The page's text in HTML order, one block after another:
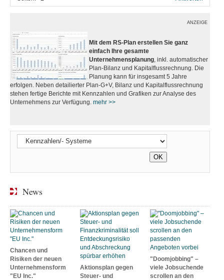
ANZEIGE
Mit dem RS-Plan erstellen Sie ganz
einfach Ihre gesamte
Unternehmensplanung , inkl. automatischer
Plan-Bilanz und Kapitalflussrechnung. Die
Planung kann für insgesamt 5 Jahre
erfolgen. Neben detailierter Plan-G+V, Bilanz und Kapitalflussrechnung
stehen fertige Berichte mit Kennzahlen und Grafiken zur Analyse des
Unternehmens zur Verfügung. mehr >>
News
Chancen und
Risiken der neuen
Unternehmensform
"EU Inc."
Aktionsplan gegen
Steuer- und
"Doomjobbing" –
viele Jobsuchende
scrollen an den